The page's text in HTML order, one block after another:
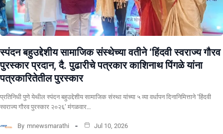
स्पंदन बहुउद्देशीय सामाजिक संस्थेच्या वतीने ‘हिंदवी स्वराज्य गौरव
पुरस्कार प्रदान, दै. पुढारीचे पत्रकार काशिनाथ पिंगळे यांना
पत्रकारितेतील पुरस्कार
प्रतिनिधी पुणे येथील स्पंदन बहुउद्देशीय सामाजिक संस्था यांच्या ५ व्या वर्धापन दिनानिमित्ताने ‘हिंदवी
स्वराज्य गौरव पुरस्कार २०२६’ मंगळवार…
By mnewsmarathi Jul 10, 2026